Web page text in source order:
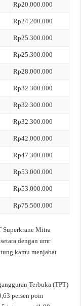
Rp20.000.000
Rp24.200.000
Rp25.300.000
Rp25.300.000
Rp28.000.000
Rp32.300.000
Rp32.300.000
Rp32.300.000
Rp42.000.000
Rp47.300.000
Rp53.000.000
Rp53.000.000
Rp75.500.000
Superkrane Mitra
dengan umr
kamu menjabat
Terbuka (TPT)
persen poin